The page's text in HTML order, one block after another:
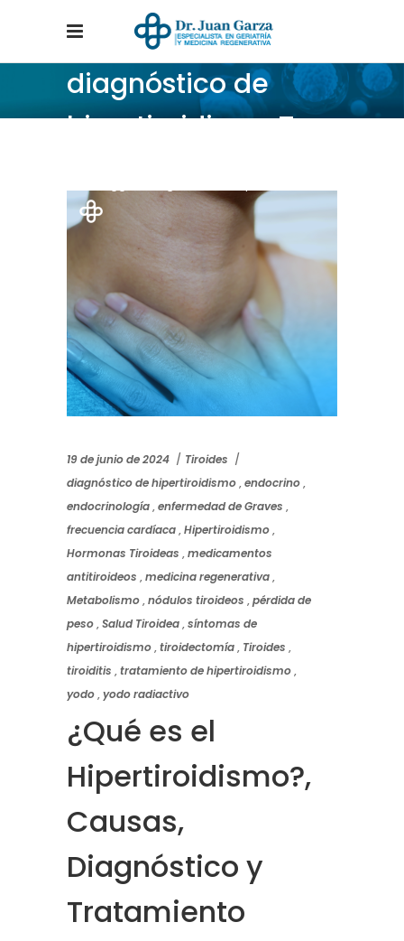
diagnóstico de
hipertiroidismo Tag
19 de junio de 2024
Tiroides
diagnóstico de hipertiroidismo,endocrino,
endocrinología,enfermedad de Graves ,
frecuencia cardíaca,Hipertiroidismo,
Hormonas Tiroideas ,medicamentos
antitiroideos ,medicina regenerativa,
Metabolismo,nódulos tiroideos ,pérdida de
peso,Salud Tiroidea,síntomas de
hipertiroidismo,tiroidectomía, Tiroides ,
tiroiditis ,tratamiento de hipertiroidismo,
yodo,yodo radiactivo
¿Qué es el
Hipertiroidismo?,
Causas,
Diagnóstico y
Tratamiento